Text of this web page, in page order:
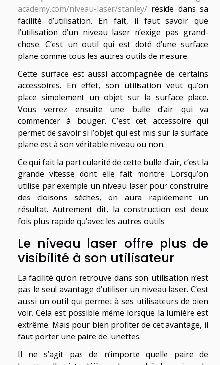
academy.com/niveau-laser/stanley/ réside dans sa
facilité d’utilisation. En fait, il faut savoir que
l’utilisation d’un niveau laser n’exige pas grand-
chose. C’est un outil qui est doté d’une surface
plane comme tous les autres outils de mesure.
Cette surface est aussi accompagnée de certains
accessoires. En effet, son utilisation veut qu’on
place simplement un objet sur la surface place.
Vous verrez ensuite une bulle d’air qui va
commencer à bouger. C’est cet accessoire qui
permet de savoir si l’objet qui est mis sur la surface
plane est à son véritable niveau ou non.
Ce qui fait la particularité de cette bulle d’air, c’est la
grande vitesse dont elle fait montre. Lorsqu’on
utilise par exemple un niveau laser pour construire
des cloisons sèches, on aura rapidement un
résultat. Autrement dit, la construction est deux
fois plus rapide qu’avec les autres outils.
Le niveau laser offre plus de
visibilité à son utilisateur
La facilité qu’on retrouve dans son utilisation n’est
pas le seul avantage d’utiliser un niveau laser. C’est
aussi un outil qui permet à ses utilisateurs de bien
voir. Cela est possible même lorsque la lumière est
extrême. Mais pour bien profiter de cet avantage, il
faut porter une paire de lunettes.
Il ne s’agit pas de n’importe quelle paire de